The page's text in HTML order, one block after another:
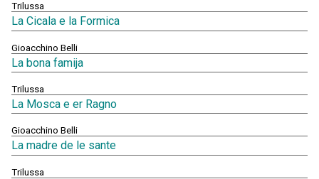
Trilussa
La Cicala e la Formica
Gioacchino Belli
La bona famija
Trilussa
La Mosca e er Ragno
Gioacchino Belli
La madre de le sante
Trilussa